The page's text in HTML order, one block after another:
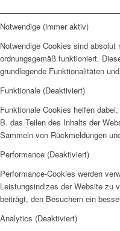
Notwendige (immer aktiv)
Notwendige Cookies sind
ordnungsgemäß funktioniert.
grundlegende Funktionalitäten
Funktionale (Deaktiviert)
Funktionale Cookies helfen
B. das Teilen des Inhalts der
Sammeln von Rückmeldungen
Performance (Deaktiviert)
Performance-Cookies werden
Leistungsindizes der Website zu
beiträgt, den Besuchern ein
Analytics (Deaktiviert)